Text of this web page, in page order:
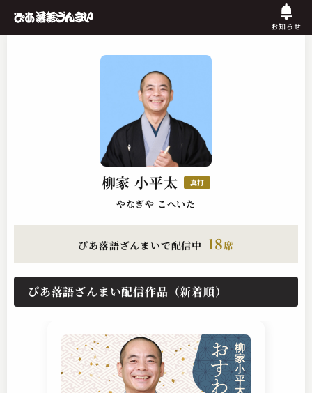
お知らせ
柳家 小平太 真打
やなぎや こへいた
ぴあ落語ざんまいで配信中 18席
ぴあ落語ざんまい配信作品（新着順）